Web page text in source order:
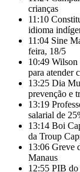
crianças
11:10
idioma
11:04 Sine
feira, 18/5
10:49 Wilson
para atender
13:25 Dia
prevenção e
13:19
salarial de
13:14 Boi
da Troup
13:06 Greve
Manaus
12:55 PIB do